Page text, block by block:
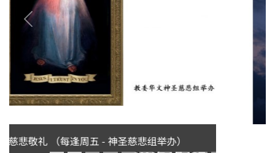
2026年粵語退省 - 天父所愛的子女